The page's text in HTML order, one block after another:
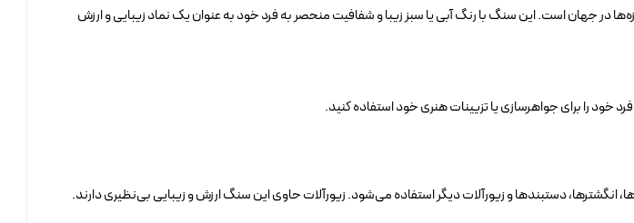
فیروزه‌ها در جهان است. این سنگ با رنگ آبی یا سبز زیبا و شفافیت منحصر به فرد خود به عنوان یک نماد زیبایی و ارزش
خود را برای جواهرسازی یا تزیینات هنری خود استفاده کنید.
دستبندها و زیورآلات دیگر استفاده می‌شود. زیورآلات حاوی این سنگ ارزش و زیبایی بی‌نظیری دارند.